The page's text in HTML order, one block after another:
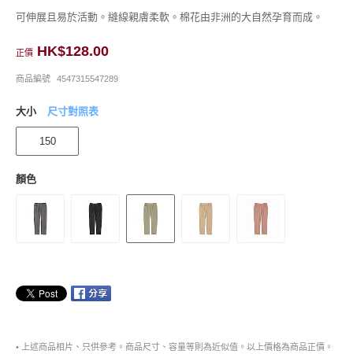
可伸展且易於活動。縫線親膚柔軟。棉花由非洲的大自然孕育而成。
正價 HK$128.00
商品編號 4547315547289
大小 尺寸對照表
150
顏色
• 上述商品相片、只供參考。商品尺寸、容量等則為近似值。以上價格為商品正價。